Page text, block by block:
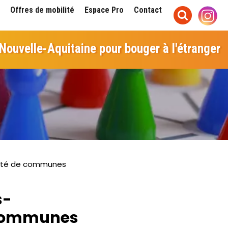
Offres de mobilité Espace Pro Contact
Aquitaine pour bouger à l'étranger
de communes